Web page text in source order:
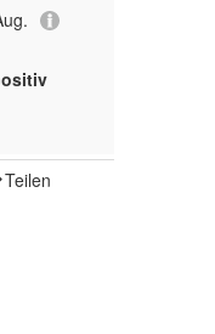
Teilen